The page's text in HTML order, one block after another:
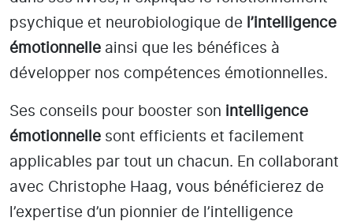
psychique et neurobiologique de l’intelligence
émotionnelle ainsi que les bénéfices à
développer nos compétences émotionnelles.
Ses conseils pour booster son intelligence
émotionnelle sont efficients et facilement
applicables par tout un chacun. En collaborant
avec Christophe Haag, vous bénéficierez de
l’expertise d’un pionnier de l’intelligence